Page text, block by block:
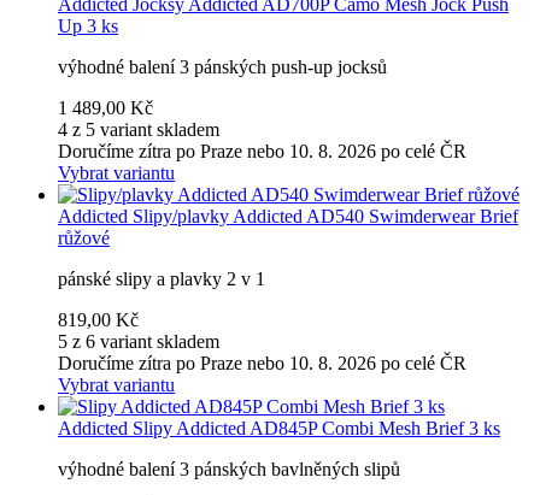
Up 3 ks
výhodné balení 3 pánských push-up jocksů
1 489,00 Kč
4 z 5 variant skladem
Doručíme zítra po Praze nebo 10. 8. 2026 po celé ČR
Vybrat variantu
Addicted Slipy/plavky Addicted AD540 Swimderwear Brief
růžové
pánské slipy a plavky 2 v 1
819,00 Kč
5 z 6 variant skladem
Doručíme zítra po Praze nebo 10. 8. 2026 po celé ČR
Vybrat variantu
Addicted Slipy Addicted AD845P Combi Mesh Brief 3 ks
výhodné balení 3 pánských bavlněných slipů